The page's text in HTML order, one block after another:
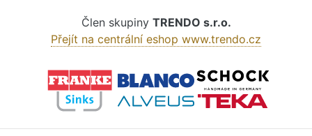
Člen skupiny TRENDO s.r.o.
Přejít na centrální eshop www.trendo.cz